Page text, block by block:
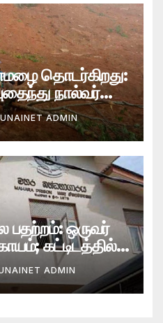
தொடர்கிறது:
நால்வர்
ADMIN
பதற்றம்: ஒருவர்
காயம்; கட்டிடத்தில்
ADMIN